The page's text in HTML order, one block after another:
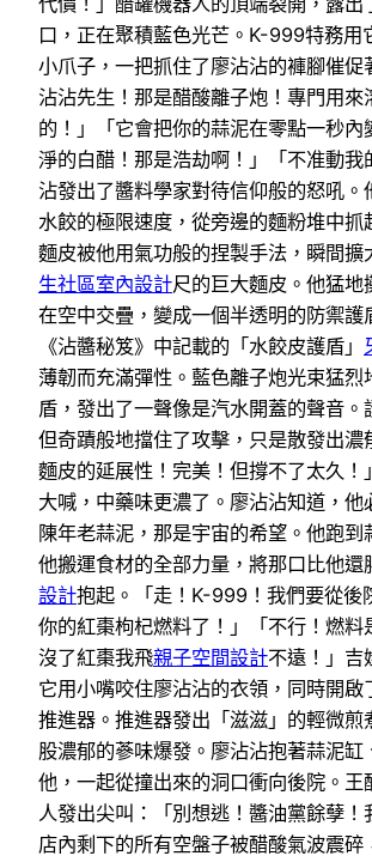
口，正在聚積藍色光芒。K-999特務用
小爪子，一把抓住了廖沾沾的褲腳催促
沾沾先生！那是醋酸離子炮！專門用來
的！」「它會把你的蒜泥在零點一秒內
淨的白醋！那是浩劫啊！」「不准動我
沾發出了醬料學家對待信仰般的怒吼。
水餃的極限速度，從旁邊的麵粉堆中抓
麵皮被他用氣功般的捏製手法，瞬間擴
生社區室內設計尺的巨大麵皮。他猛地
在空中交疊，變成一個半透明的防禦護
《沾醬秘笈》中記載的「水餃皮護盾」
薄韌而充滿彈性。藍色離子炮光束猛烈
盾，發出了一聲像是汽水開蓋的聲音。
但奇蹟般地擋住了攻擊，只是散發出濃
麵皮的延展性！完美！但撐不了太久
大喊，中藥味更濃了。廖沾沾知道，他
陳年老蒜泥，那是宇宙的希望。他跑到
他搬運食材的全部力量，將那口比他還
設計抱起。「走！K-999！我們要從後
你的紅棗枸杞燃料了！」「不行！燃料
沒了紅棗我飛親子空間設計不遠！」吉
它用小嘴咬住廖沾沾的衣領，同時開啟
推進器。推進器發出「滋滋」的輕微煎
股濃郁的蔘味爆發。廖沾沾抱著蒜泥
他，一起從撞出來的洞口衝向後院。王
人發出尖叫：「別想逃！醬油黨餘孽！
店內剩下的所有空盤子被醋酸氣波震碎